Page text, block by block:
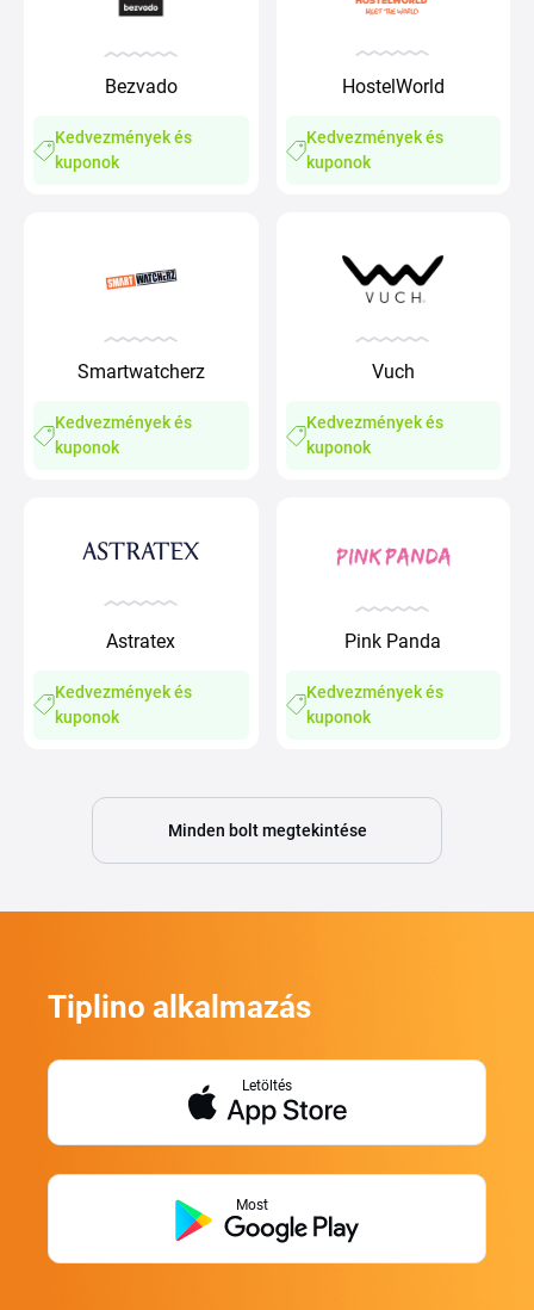
Bezvado
Kedvezmények és
kuponok
HostelWorld
Kedvezmények és
kuponok
Smartwatcherz
Kedvezmények és
kuponok
Vuch
Kedvezmények és
kuponok
Astratex
Kedvezmények és
kuponok
Pink Panda
Kedvezmények és
kuponok
Minden bolt megtekintése
Tiplino alkalmazás
Letöltés
Most